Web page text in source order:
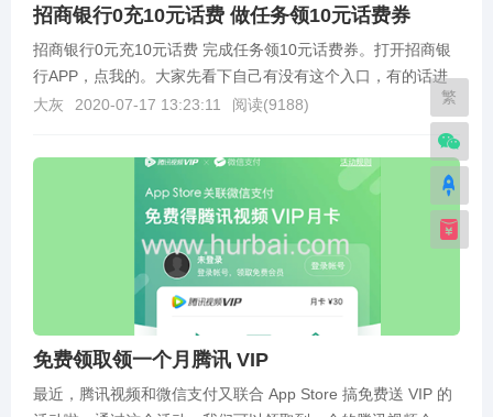
招商银行0充10元话费 做任务领10元话费券
招商银行0元充10元话费 完成任务领10元话费券。打开招商银
行APP，点我的。大家先看下自己有没有这个入口，有的话进
去根据任务去完成。只需购买任一理财转入满1元...
大灰 2020-07-17 13:23:11 阅读(9188)
免费领取领一个月腾讯 VIP
最近，腾讯视频和微信支付又联合 App Store 搞免费送 VIP 的
繁